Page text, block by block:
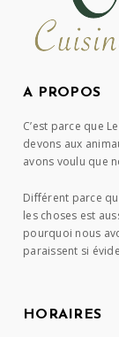
A PROPOS
C’est parce que
devons aux
avons voulu que
Différent parce
les choses est
pourquoi nous
paraissent si
HORAIRES